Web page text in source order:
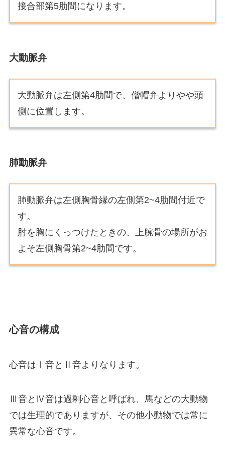
接合部第5肋間になります。
大動脈弁
大動脈弁は左側第4肋間で、僧帽弁よりやや頭
側に位置します。
肺動脈弁
肺動脈弁は左側胸骨縁の左側第2~4肋間付近で
す。
肘を胸にくっつけたときの、上腕骨の場所がお
よそ左側胸骨第2~4肋間です。
心音の構成
心音はⅠ音とⅡ音よりなります。
Ⅲ音とⅣ音は過剰心音と呼ばれ、馬などの大動物
では生理的でありますが、その他小動物では常に
異常な心音です。